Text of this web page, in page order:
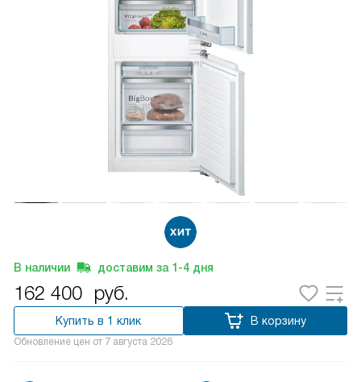
В наличии доставим за 1-4 дня
162 400 руб.
Купить в 1 клик В корзину
Обновление цен от 7 августа 2026